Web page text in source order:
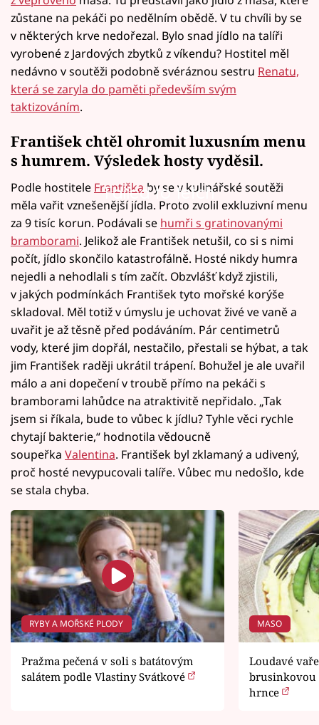
zůstane na pekáči po nedělním obědě. V tu chvíli by se
v některých krve nedořezal. Bylo snad jídlo na talíři
vyrobené z Jardových zbytků z víkendu? Hostitel měl
nedávno v soutěži podobně svéráznou sestru Renatu,
která se zaryla do paměti především svým
taktizováním.
František chtěl ohromit luxusním menu
s humrem. Výsledek hosty vyděsil.
Failed to fetch
Podle hostitele Františka by se v kulinářské soutěži
měla vařit vznešenější jídla. Proto zvolil exkluzivní menu
za 9 tisíc korun. Podávali se humři s gratinovanými
bramborami. Jelikož ale František netušil, co si s nimi
počít, jídlo skončilo katastrofálně. Hosté nikdy humra
nejedli a nehodlali s tím začít. Obzvlášť když zjistili,
v jakých podmínkách František tyto mořské korýše
skladoval. Měl totiž v úmyslu je uchovat živé ve vaně a
uvařit je až těsně před podáváním. Pár centimetrů
vody, které jim dopřál, nestačilo, přestali se hýbat, a tak
jim František raději ukrátil trápení. Bohužel je ale uvařil
málo a ani dopečení v troubě přímo na pekáči s
bramborami lahůdce na atraktivitě nepřidalo. „Tak
jsem si říkala, bude to vůbec k jídlu? Tyhle věci rychle
chytají bakterie,“ hodnotila vědoucně
soupeřka Valentina. František byl zklamaný a udivený,
proč hosté nevypucovali talíře. Vůbec mu nedošlo, kde
se stala chyba.
RYBY A MOŘSKÉ PLODY
Pražma pečená v soli s batátovým
salátem podle Vlastiny Svátkové
MASO
Loudavé
brusinkovou
hrnce